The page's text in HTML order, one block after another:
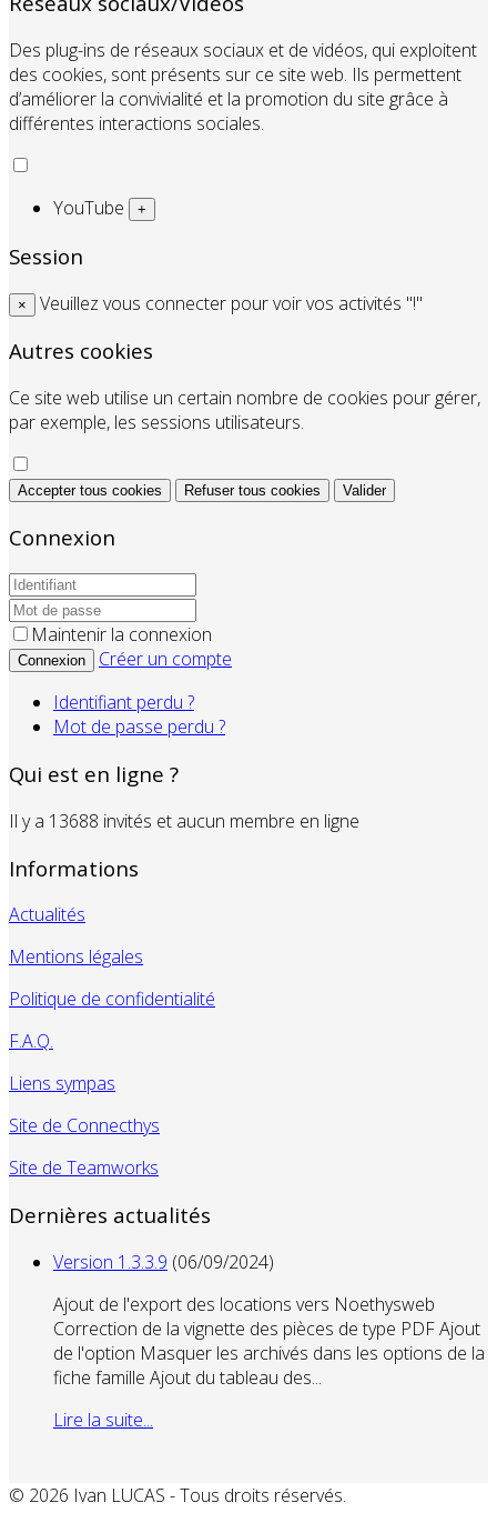
Des plug-ins de réseaux sociaux et de vidéos, qui exploitent
des cookies, sont présents sur ce site web. Ils permettent
d’améliorer la convivialité et la promotion du site grâce à
différentes interactions sociales.
YouTube +
Session
× Veuillez vous connecter pour voir vos activités "!"
Autres cookies
Ce site web utilise un certain nombre de cookies pour gérer,
par exemple, les sessions utilisateurs.
Accepter tous cookies Refuser tous cookies Valider
Connexion
Maintenir la connexion
Connexion
Créer un compte
Identifiant perdu ?
Mot de passe perdu ?
Qui est en ligne ?
Il y a 13688 invités et aucun membre en ligne
Informations
Actualités
Mentions légales
Politique de confidentialité
F.A.Q.
Liens sympas
Site de Connecthys
Site de Teamworks
Dernières actualités
Version 1.3.3.9 (06/09/2024)
Ajout de l'export des locations vers Noethysweb
Correction de la vignette des pièces de type PDF Ajout
de l'option Masquer les archivés dans les options de la
fiche famille Ajout du tableau des...
Lire la suite...
© 2026 Ivan LUCAS - Tous droits réservés.